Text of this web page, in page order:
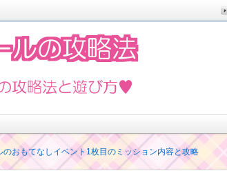
び方
おもてなしイベント1枚目のミッション内容と攻略